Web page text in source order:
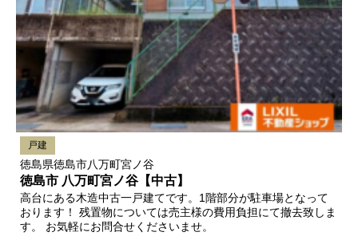
戸建
徳島県徳島市八万町宮ノ谷
徳島市 八万町宮ノ谷【中古】
高台にある木造中古一戸建てです。1階部分が駐車場となって
おります！ 残置物については売主様の費用負担にて撤去致しま
す。 お気軽にお問合せくださいませ。